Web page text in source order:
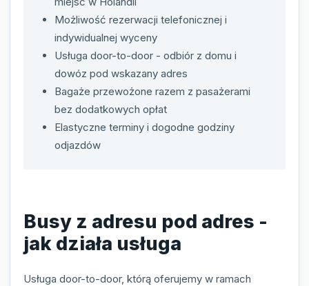
Możliwość rezerwacji telefonicznej i
indywidualnej wyceny
Usługa door-to-door - odbiór z domu i
dowóz pod wskazany adres
Bagaże przewożone razem z pasażerami
bez dodatkowych opłat
Elastyczne terminy i dogodne godziny
odjazdów
Busy z adresu pod adres -
jak działa usługa
Usługa door-to-door, którą oferujemy w ramach